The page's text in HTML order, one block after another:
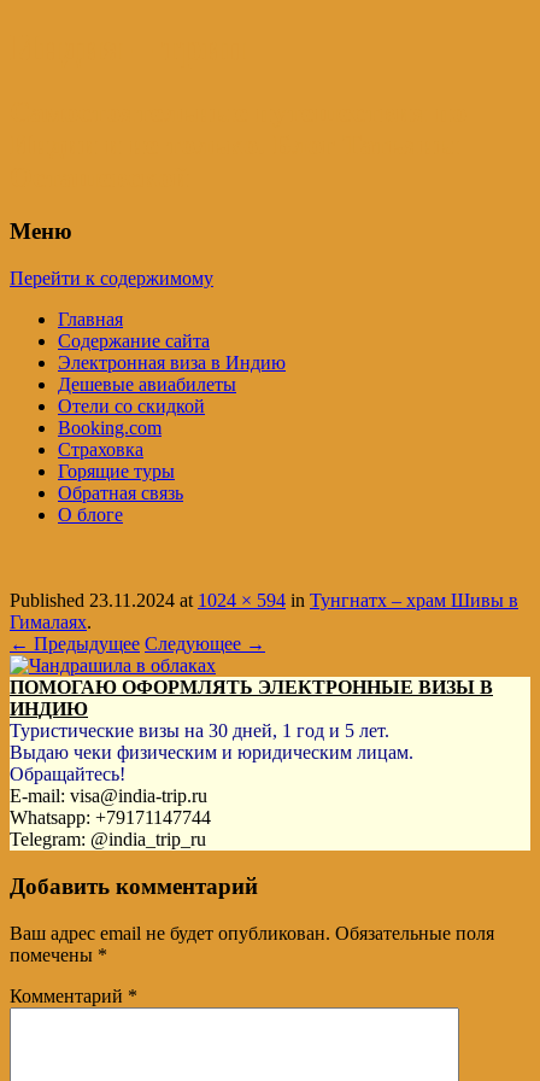
Меню
Перейти к содержимому
Главная
Содержание сайта
Электронная виза в Индию
Дешевые авиабилеты
Отели со скидкой
Booking.com
Страховка
Горящие туры
Обратная связь
О блоге
Published 23.11.2024 at 1024 × 594 in Тунгнатх – храм Шивы в
Гималаях.
← Предыдущее Следующее →
ПОМОГАЮ ОФОРМЛЯТЬ ЭЛЕКТРОННЫЕ ВИЗЫ В
ИНДИЮ
Туристические визы на 30 дней, 1 год и 5 лет.
Выдаю чеки физическим и юридическим лицам.
Обращайтесь!
E-mail: visa@india-trip.ru
Whatsapp: +79171147744
Telegram: @india_trip_ru
Добавить комментарий
Ваш адрес email не будет опубликован. Обязательные поля
помечены *
Комментарий *